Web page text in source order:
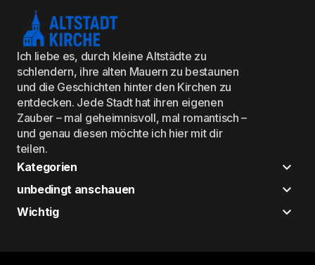
Ich liebe es, durch kleine Altstädte zu
schlendern, ihre alten Mauern zu bestaunen
und die Geschichten hinter den Kirchen zu
entdecken. Jede Stadt hat ihren eigenen
Zauber – mal geheimnisvoll, mal romantisch –
und genau diesen möchte ich hier mit dir
teilen.
Kategorien
unbedingt anschauen
Wichtig